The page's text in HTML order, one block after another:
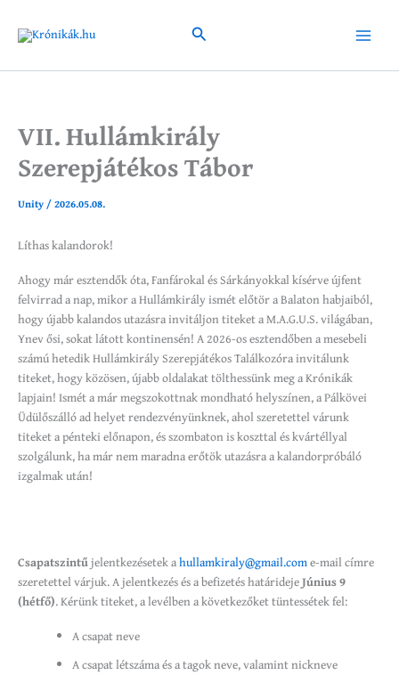
content
Search
Main
VII. Hullámkirály
Szerepjátékos Tábor
Unity /2026.05.08.
Líthas kalandorok!
Ahogy már esztendők óta, Fanfárokal és Sárkányokkal kísérve újfent
felvirrad a nap, mikor a Hullámkirály ismét előtör a Balaton habjaiból,
hogy újabb kalandos utazásra invitáljon titeket a M.A.G.U.S. világában,
Ynev ősi, sokat látott kontinensén! A 2026-os esztendőben a mesebeli
számú hetedik Hullámkirály Szerepjátékos Találkozóra invitálunk
titeket, hogy közösen, újabb oldalakat tölthessünk meg a Krónikák
lapjain! Ismét a már megszokottnak mondható helyszínen, a Pálkövei
Üdülőszálló ad helyet rendezvényünknek, ahol szeretettel várunk
titeket a pénteki előnapon, és szombaton is koszttal és kvártéllyal
szolgálunk, ha már nem maradna erőtök utazásra a kalandorpróbáló
izgalmak után!
Csapatszintűjelentkezésetek ahullamkiraly@gmail.come-mail címre
szeretettel várjuk. A jelentkezés és a befizetés határidejeJúnius 9
(hétfő). Kérünk titeket, a levélben a következőket tüntessétek fel:
A csapat neve
A csapat létszáma és a tagok neve, valamint nickneve